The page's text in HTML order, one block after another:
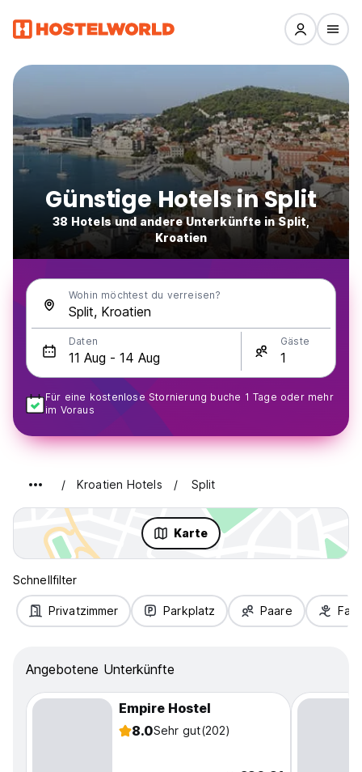
Günstige Hotels in Split
38 Hotels und andere Unterkünfte in Split,
Kroatien
Wohin möchtest du verreisen?
Daten Gäste
Für eine kostenlose Stornierung buche 1 Tage oder mehr
im Voraus
Kroatien Hotels Split
Karte
Schnellfilter
Privatzimmer Parkplatz Paare
Angebotene Unterkünfte
Empire Hostel
8.0Sehr gut(202)